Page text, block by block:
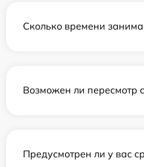
Сколько времени
Возможен ли пересмотр
Предусмотрен ли у вас